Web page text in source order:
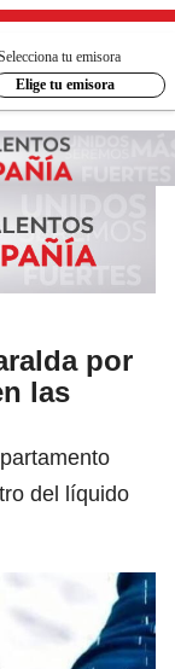
tu emisora
Elige tu emisora
por
las
del líquido